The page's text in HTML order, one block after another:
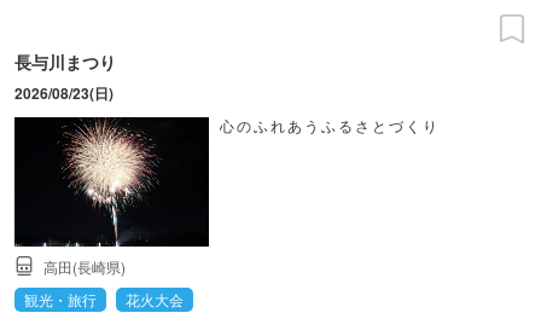
長与川まつり
2026/08/23(日)
心のふれあうふるさとづくり
高田(長崎県)
観光・旅行
花火大会